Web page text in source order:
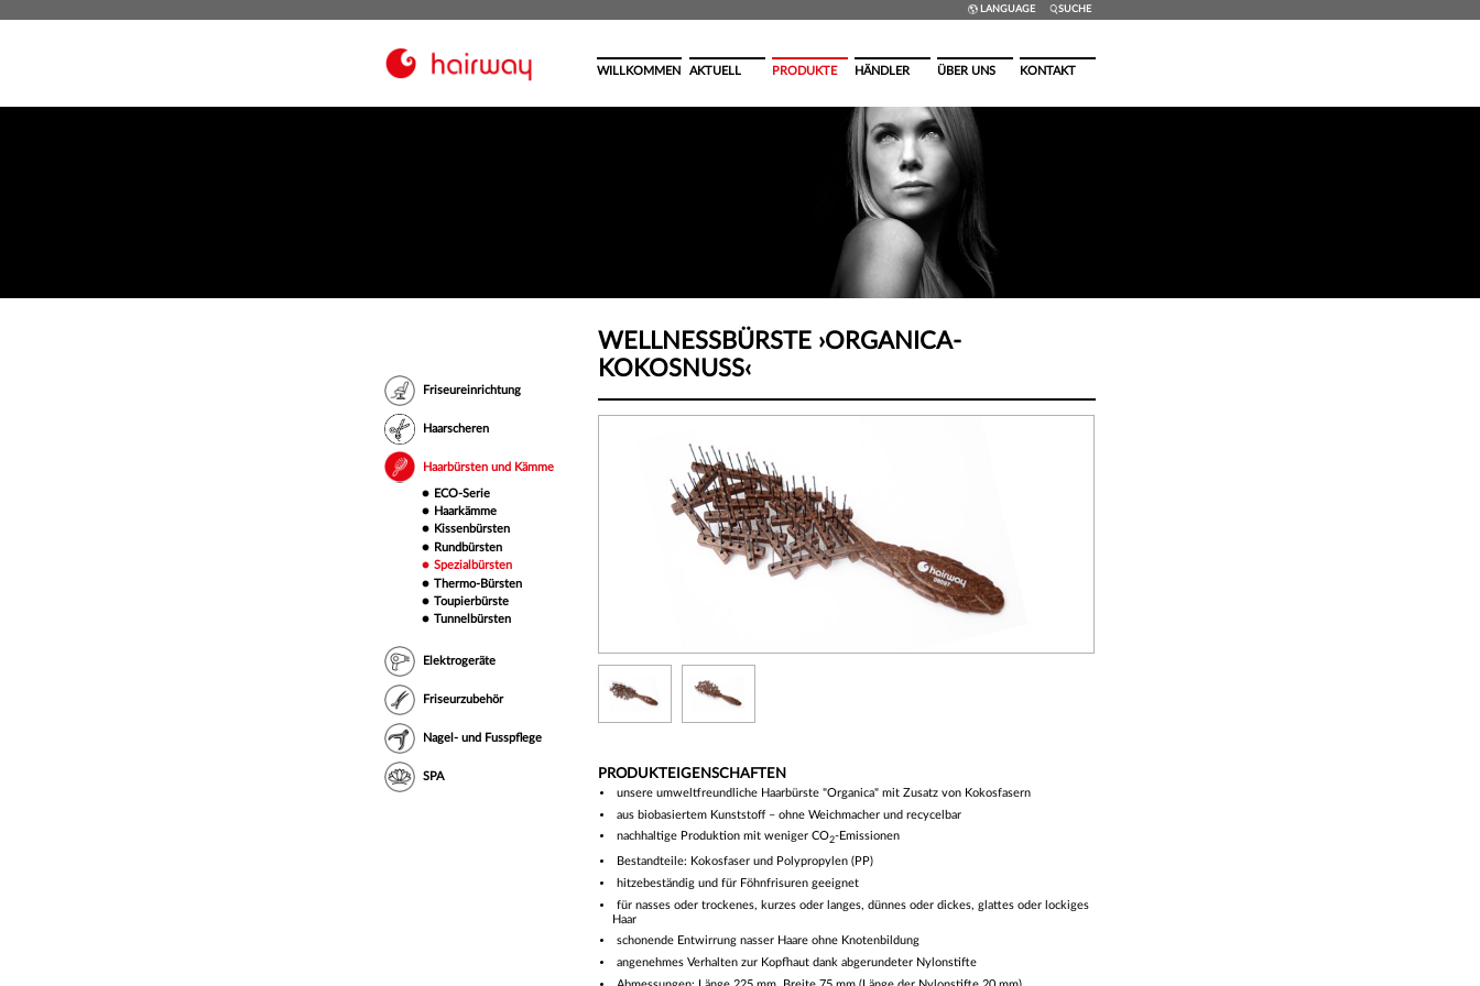
LANGUAGE SUCHE
WILLKOMMEN AKTUELL PRODUKTE HÄNDLER ÜBER UNS KONTAKT
Friseureinrichtung
Haarscheren
Haarbürsten und Kämme
ECO-Serie
Haarkämme
Kissenbürsten
Rundbürsten
Spezialbürsten
Thermo-Bürsten
Toupierbürste
Tunnelbürsten
Elektrogeräte
Friseurzubehör
Nagel- und Fusspflege
SPA
WELLNESSBÜRSTE ›ORGANICA-
KOKOSNUSS‹
PRODUKTEIGENSCHAFTEN
unsereumweltfreundliche Haarbürste"Organica" mit Zusatz von Kokosfasern
aus biobasiertem Kunststoff – ohne Weichmacher und recycelbar
nachhaltige Produktion mit weniger CO2-Emissionen
Bestandteile: Kokosfaser und Polypropylen (PP)
hitzebeständig und für Föhnfrisuren geeignet
für nasses oder trockenes, kurzes oder langes, dünnes oder dickes, glattes oder lockiges
Haar
schonende Entwirrung nasser Haare ohne Knotenbildung
angenehmes Verhalten zur Kopfhaut dank abgerundeter Nylonstifte